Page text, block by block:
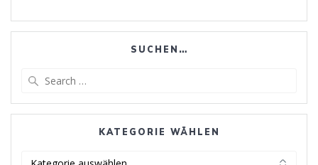
SUCHEN…
KATEGORIE WÄHLEN